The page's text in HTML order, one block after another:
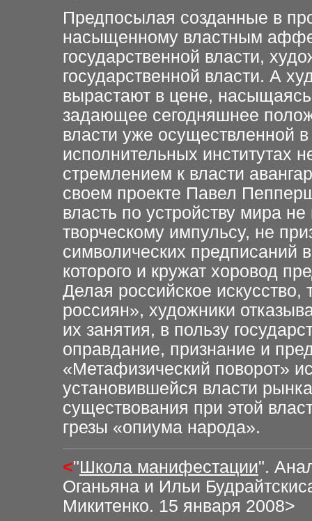
Предпосылая созданные в
насыщенному властным
государственной власти,
государственной власти. А
вырастают в цене,
задающее сегодняшнее
власти уже осуществленной
исполнительных институтах
стремлением к власти
своем проекте Павел
власть по устройству мира
творческому импульсу, не
символических предписаний
которого и кружат хоровод
Делая российское искусство,
россиян», художники
их занятия, в пользу
оправдание, признание и
«Метафизический поворот»
установившейся власти
существования при этой
грезы «опиума народа».
<"Школа манифестации".
Оганьяна и Ильи
Микитенко. 15 января 2008>